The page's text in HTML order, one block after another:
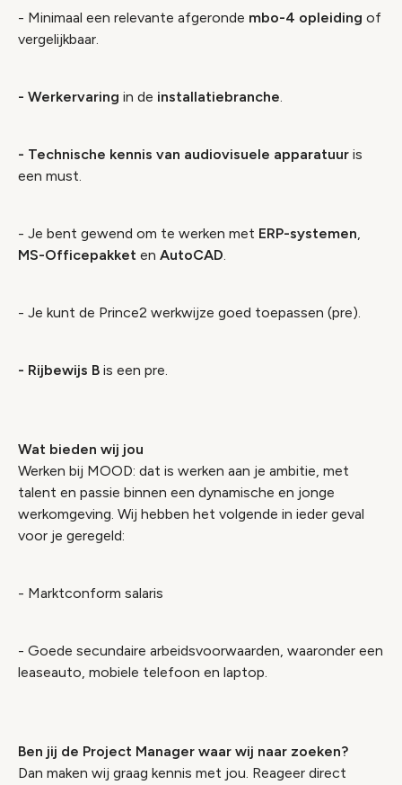
- Minimaal een relevante afgeronde mbo-4 opleiding of
vergelijkbaar.
- Werkervaring in de installatiebranche.
- Technische kennis van audiovisuele apparatuur is
een must.
- Je bent gewend om te werken met ERP-systemen,
MS-Officepakket en AutoCAD.
- Je kunt de Prince2 werkwijze goed toepassen (pre).
- Rijbewijs B is een pre.
Wat bieden wij jou
Werken bij MOOD: dat is werken aan je ambitie, met
talent en passie binnen een dynamische en jonge
werkomgeving. Wij hebben het volgende in ieder geval
voor je geregeld:
- Marktconform salaris
- Goede secundaire arbeidsvoorwaarden, waaronder een
leaseauto, mobiele telefoon en laptop.
Ben jij de Project Manager waar wij naar zoeken?
Dan maken wij graag kennis met jou. Reageer direct